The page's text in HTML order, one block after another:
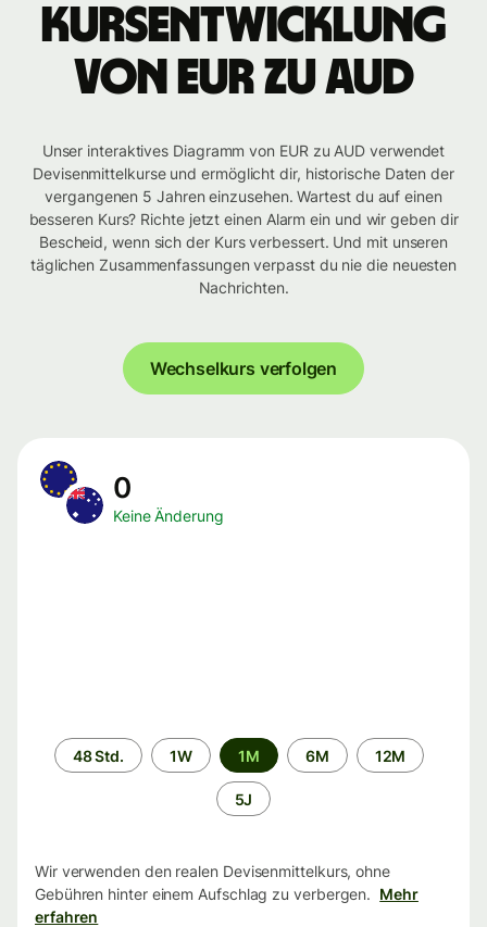
Kursentwicklung
von EUR zu AUD
Unser interaktives Diagramm von EUR zu AUD verwendet
Devisenmittelkurse und ermöglicht dir, historische Daten der
vergangenen 5 Jahren einzusehen. Wartest du auf einen
besseren Kurs? Richte jetzt einen Alarm ein und wir geben dir
Bescheid, wenn sich der Kurs verbessert. Und mit unseren
täglichen Zusammenfassungen verpasst du nie die neuesten
Nachrichten.
Wechselkurs verfolgen
0
Keine Änderung
Zeitraum
48 Std. 1W 1M 6M 12M
5J
Wir verwenden den realen Devisenmittelkurs, ohne
Gebühren hinter einem Aufschlag zu verbergen. Mehr
erfahren